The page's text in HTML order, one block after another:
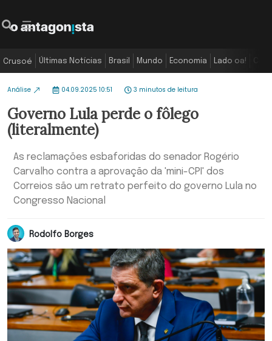
Crusoé Últimas Notícias Brasil Mundo Economia Lado oa!
Análise 04.09.2025 10:51 3 minutos de leitura
Governo Lula perde o fôlego
(literalmente)
As reclamações esbaforidas do senador Rogério
Carvalho contra a aprovação da 'mini-CPI' dos
Correios são um retrato perfeito do governo Lula no
Congresso Nacional
Rodolfo Borges